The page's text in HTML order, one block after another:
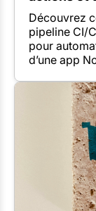
Découvrez
pipeline CI/
pour
d’une app